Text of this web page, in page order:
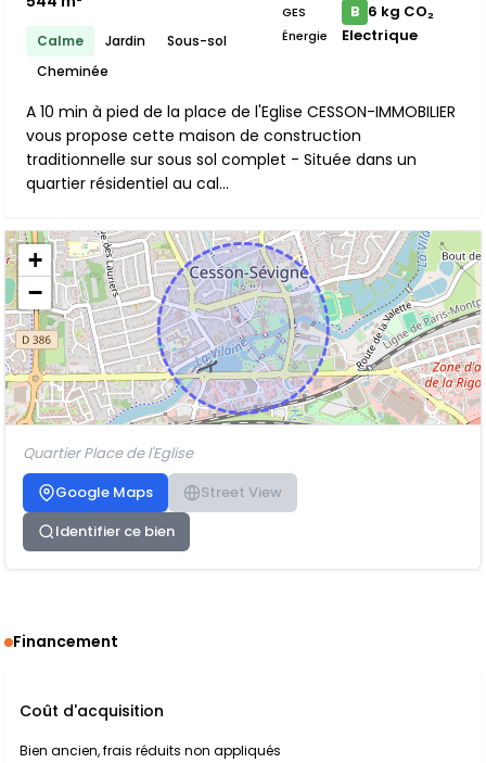
Calme Jardin
Sous-sol
Cheminée
GES B 6 kg CO₂
Énergie Electrique
A 10 min à pied de la place de l'Eglise CESSON-IMMOBILIER
vous propose cette maison de construction
traditionnelle sur sous sol complet - Située dans un
quartier résidentiel au cal...
+
−
Quartier Place de l'Eglise
Google Maps
Street View
Identifier ce bien
Financement
Coût d'acquisition
Bien ancien, frais réduits non appliqués